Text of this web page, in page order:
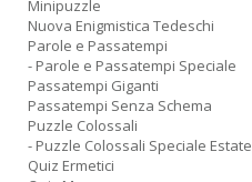
Minipuzzle
Nuova Enigmistica Tedeschi
Parole e Passatempi
- Parole e Passatempi Speciale
Passatempi Giganti
Passatempi Senza Schema
Puzzle Colossali
- Puzzle Colossali Speciale Estate
Quiz Ermetici